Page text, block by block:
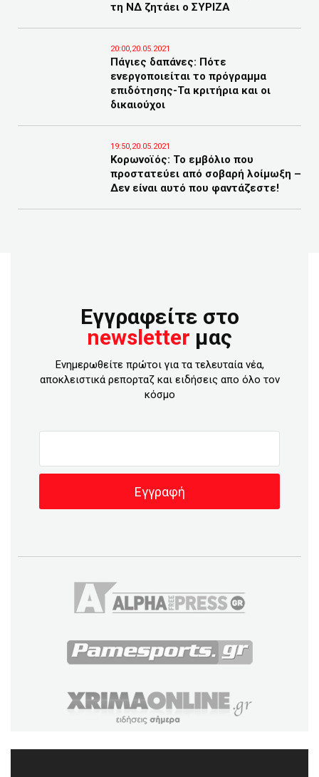
τη ΝΔ ζητάει ο ΣΥΡΙΖΑ
20:00,20.05.2021
Πάγιες δαπάνες: Πότε
ενεργοποιείται το πρόγραμμα
επιδότησης-Τα κριτήρια και οι
δικαιούχοι
19:50,20.05.2021
Κορωνοϊός: Το εμβόλιο που
προστατεύει από σοβαρή λοίμωξη –
Δεν είναι αυτό που φαντάζεστε!
Εγγραφείτε στο
newsletter μας
Ενημερωθείτε πρώτοι για τα τελευταία νέα,
αποκλειστικά ρεπορταζ και ειδήσεις απο όλο τον
κόσμο